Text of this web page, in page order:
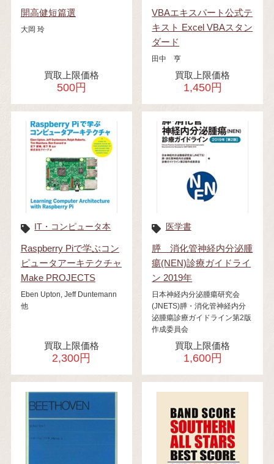
開高健短篇選
大岡 玲
買取上限価格
500円
VBAエキスパート公式テ
キスト Excel VBAスタン
ダード
田中 亨
買取上限価格
1,450円
IT・コンピュータ本
Raspberry Piで学ぶコン
ピュータアーキテクチャ
Make PROJECTS
Eben Upton, Jeff Duntemann
他
買取上限価格
2,300円
医学書
膵 消化管神経内分泌腫
瘍(NEN)診療ガイドライ
ン 2019年
日本神経内分泌腫瘍研究会
(JNETS)膵・消化管神経内分
泌腫瘍診療ガイドライン第2版
作成委員会
買取上限価格
1,600円